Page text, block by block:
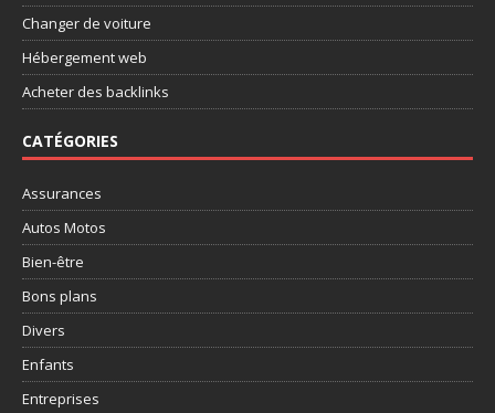
Changer de voiture
Hébergement web
Acheter des backlinks
CATÉGORIES
Assurances
Autos Motos
Bien-être
Bons plans
Divers
Enfants
Entreprises